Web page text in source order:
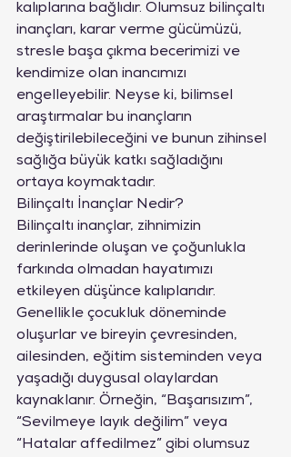
kalıplarına bağlıdır. Olumsuz bilinçaltı
inançları, karar verme gücümüzü,
stresle başa çıkma becerimizi ve
kendimize olan inancımızı
engelleyebilir. Neyse ki, bilimsel
araştırmalar bu inançların
değiştirilebileceğini ve bunun zihinsel
sağlığa büyük katkı sağladığını
ortaya koymaktadır.
Bilinçaltı İnançlar Nedir?
Bilinçaltı inançlar, zihnimizin
derinlerinde oluşan ve çoğunlukla
farkında olmadan hayatımızı
etkileyen düşünce kalıplarıdır.
Genellikle çocukluk döneminde
oluşurlar ve bireyin çevresinden,
ailesinden, eğitim sisteminden veya
yaşadığı duygusal olaylardan
kaynaklanır. Örneğin, “Başarısızım”,
“Sevilmeye layık değilim” veya
“Hatalar affedilmez” gibi olumsuz